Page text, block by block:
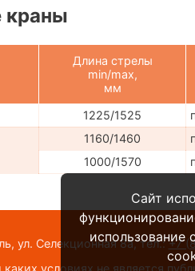
краны
Длина стрелы
min/max,
мм
1225/1525
1160/1460
1000/1570
ул. Селекционная 8а,тел.:+7
условиях не является
Сайт
использование